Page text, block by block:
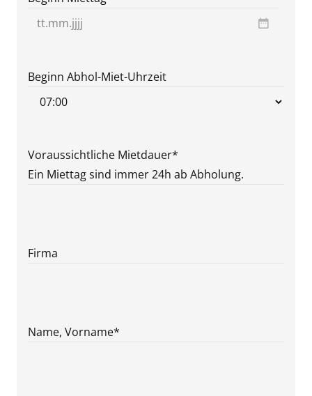
TT
MM
Beginn Abhol-Miet-Uhrzeit
Voraussichtliche Mietdauer*
Ein Miettag sind immer 24h ab Abholung.
Firma
Name, Vorname*